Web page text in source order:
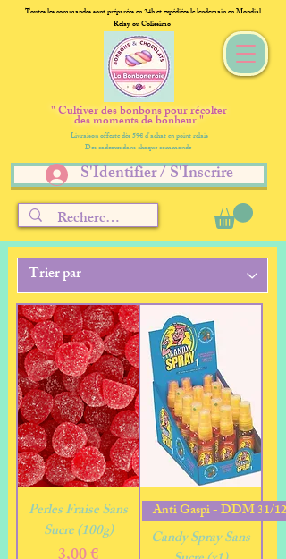
Toutes les commandes sont préparées en 24h et expédiées le lendemain en Mondial
Relay ou Colissimo
" Cultiver des bonbons pour récolter
des moments de bonheur "
Livraison offerte dès 59€ d'achat en point relais
Des cadeaux dans chaque commande
S'Identifier / S'Inscrire
Perles Fraise Sans
Sucre (100g)
Anti Gaspi - DDM 31/12/
Candy Spray Sans